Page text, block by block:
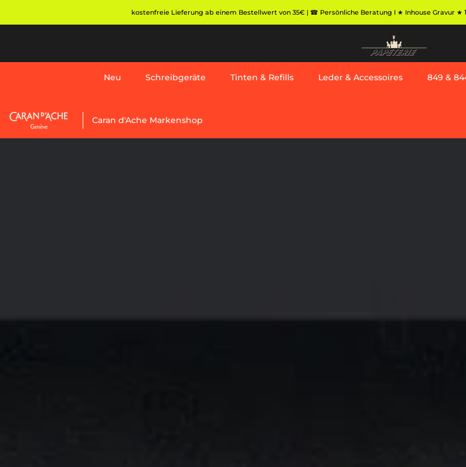
kostenfreie Lieferung ab einem Bestellwert von 35€ | ☎ Persönliche Beratung I ★ Inhouse Gravur
Neu
Schreibgeräte Tinten & Refills Leder & Accessoires 849 &
Caran d'Ache Markenshop